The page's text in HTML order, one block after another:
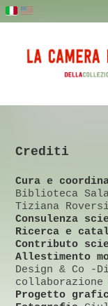
Home
Collezione
Blog
Crediti
Contatti
Crediti
Cura e
Biblioteca
Tiziana
Consulenza
Ricerca e
Contributo
Allestimento
Design & Co -
collaborazione
Progetto